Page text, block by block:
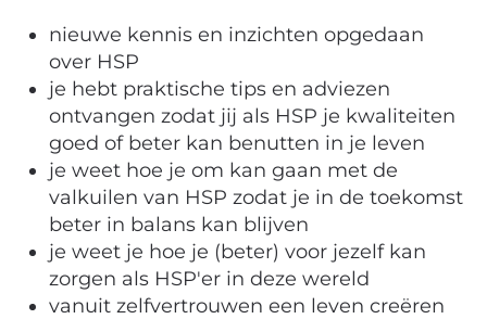
nieuwe kennis en inzichten opgedaan
over HSP
je hebt praktische tips en adviezen
ontvangen zodat jij als HSP je kwaliteiten
goed of beter kan benutten in je leven
je weet hoe je om kan gaan met de
valkuilen van HSP zodat je in de toekomst
beter in balans kan blijven
je weet je hoe je (beter) voor jezelf kan
zorgen als HSP'er in deze wereld
vanuit zelfvertrouwen een leven creëren